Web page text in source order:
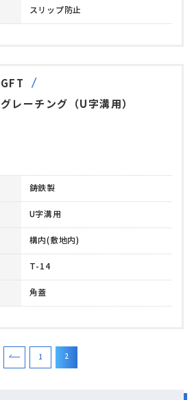
スリップ防止
GFT
グレーチング（U字溝用）
鋳鉄製
U字溝用
構内(敷地内)
T-14
角蓋
1 2